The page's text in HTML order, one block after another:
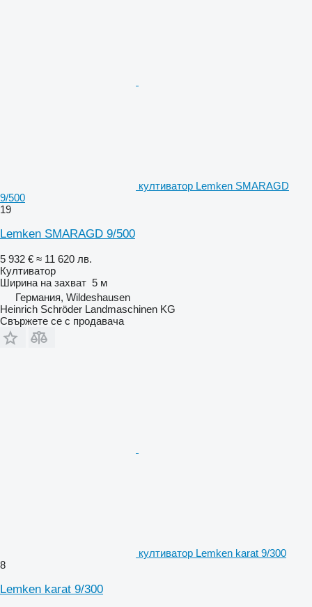
култиватор Lemken SMARAGD
9/500
19
Lemken SMARAGD 9/500
5 932 € ≈ 11 620 лв.
Култиватор
Ширина на захват 5 м
Германия, Wildeshausen
Heinrich Schröder Landmaschinen KG
Свържете се с продавача
култиватор Lemken karat 9/300
8
Lemken karat 9/300